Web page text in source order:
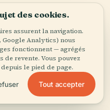
Hours, Tickets, and
2023, Blog do
Portal do Concreto
des cookies.
assurent la navigation.
Analytics) nous
fonctionnent — agrégés
de revente. Vous pouvez
le pied de page.
Tout accepter